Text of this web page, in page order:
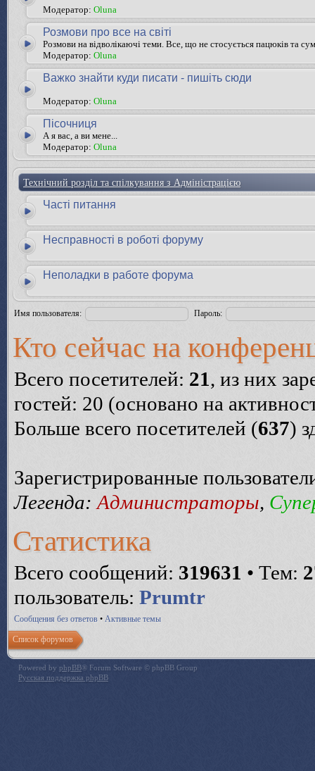
Модератор: Oluna
Розмови про все на світі
Розмови на відволікаючі теми. Все, що не стосується пацюків та
Модератор: Oluna
Важко знайти куди писати - пишіть сюди
Модератор: Oluna
Пісочниця
А я вас, а ви мене...
Модератор: Oluna
Технічний розділ та спілкування з Адміністрацією
Часті питання
Несправності в роботі форуму
Неполадки в работе форума
Имя пользователя: Пароль:
Кто сейчас на
Всего посетителей: 21, из них
гостей: 20 (основано на
Больше всего посетителей (637)
Зарегистрированные
Легенда: Администраторы,
Статистика
Всего сообщений: 319631 • Тем:
пользователь: Prumtr
Сообщения без ответов • Активные темы
Список форумов
Powered by phpBB® Forum Software © phpBB Group
Русская поддержка phpBB